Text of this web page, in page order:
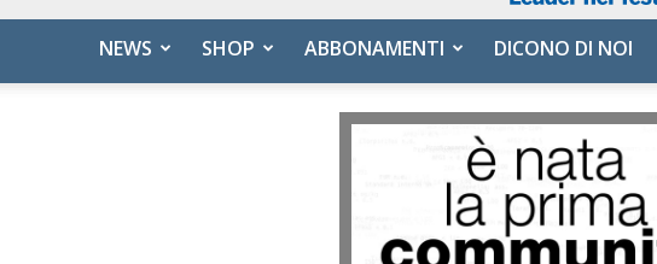
NEWS SHOP ABBONAMENTI DICONO DI NOI